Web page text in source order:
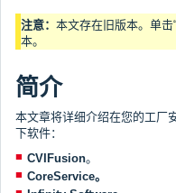
注意： 本文存在旧版本。单击
本。
简介
本文章将详细介绍在您的工厂
下软件：
CVIFusion。
CoreService。